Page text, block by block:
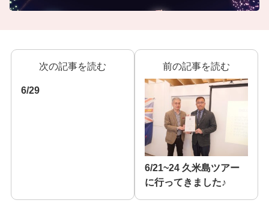
次の記事を読む
6/29
前の記事を読む
6/21~24 久米島ツアー
に行ってきました♪